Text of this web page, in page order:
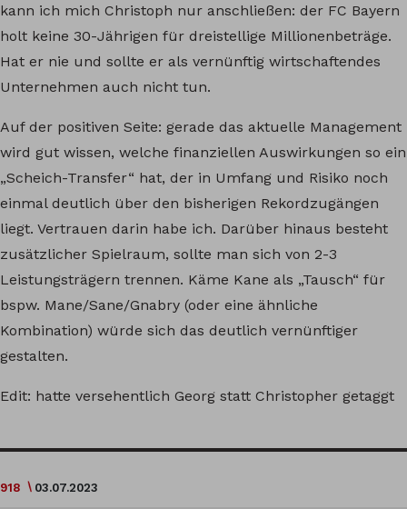
kann ich mich Christoph nur anschließen: der FC Bayern
holt keine 30-Jährigen für dreistellige Millionenbeträge.
Hat er nie und sollte er als vernünftig wirtschaftendes
Unternehmen auch nicht tun.
Auf der positiven Seite: gerade das aktuelle Management
wird gut wissen, welche finanziellen Auswirkungen so ein
„Scheich-Transfer“ hat, der in Umfang und Risiko noch
einmal deutlich über den bisherigen Rekordzugängen
liegt. Vertrauen darin habe ich. Darüber hinaus besteht
zusätzlicher Spielraum, sollte man sich von 2-3
Leistungsträgern trennen. Käme Kane als „Tausch“ für
bspw. Mane/Sane/Gnabry (oder eine ähnliche
Kombination) würde sich das deutlich vernünftiger
gestalten.
Edit: hatte versehentlich Georg statt Christopher getaggt
918 03.07.2023